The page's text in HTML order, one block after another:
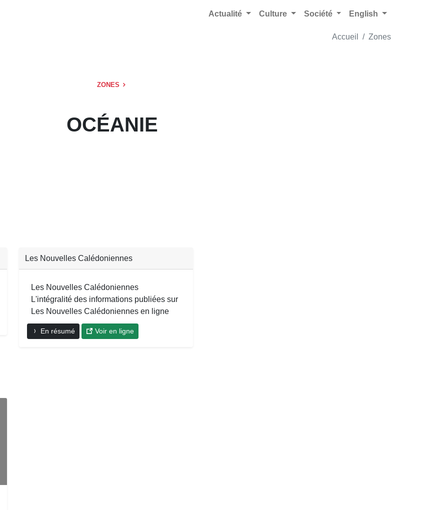
Actualité Culture Société English
Accueil Zones
ZONES
OCÉANIE
Les Nouvelles Calédoniennes
Les Nouvelles Calédoniennes
L'intégralité des informations publiées sur
Les Nouvelles Calédoniennes en ligne
En résumé Voir en ligne